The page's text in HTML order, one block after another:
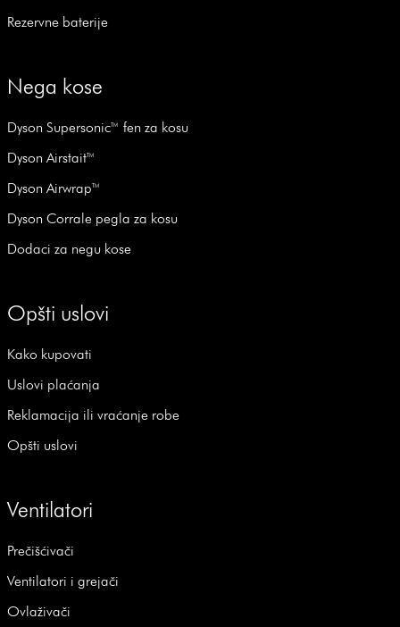
Rezervne baterije
Nega kose
Dyson Supersonic™ fen za kosu
Dyson Airstait™
Dyson Airwrap™
Dyson Corrale pegla za kosu
Dodaci za negu kose
Opšti uslovi
Kako kupovati
Uslovi plaćanja
Reklamacija ili vraćanje robe
Opšti uslovi
Ventilatori
Prečišćivači
Ventilatori i grejači
Ovlaživači